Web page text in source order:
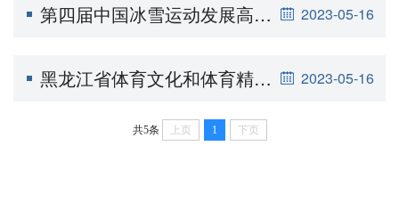
2023-05-16
第四届中国冰雪运动发展高层论坛 中国现代冰雪运动登陆地考证研讨会 2023中国亚布力冰雪产业国际高峰论坛在哈隆重召开
2023-05-16
黑龙江省体育文化和体育精神研究学术交流基地成立揭牌仪式暨龙江社科论坛“弘扬体育精神 坚定文化自信”专题在哈尔滨体育学院盛大启幕
共5条 上页 1 下页